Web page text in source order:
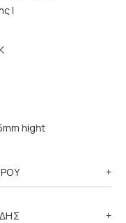
|
hight